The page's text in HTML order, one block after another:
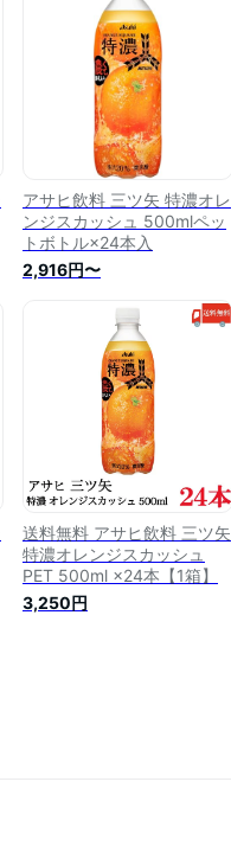
アサヒ飲料 三ツ矢 特濃オレ
ンジスカッシュ 500mlペッ
トボトル×24本入
2,916円〜
送料無料 アサヒ飲料 三ツ矢
特濃オレンジスカッシュ
PET 500ml ×24本【1箱】
3,250円